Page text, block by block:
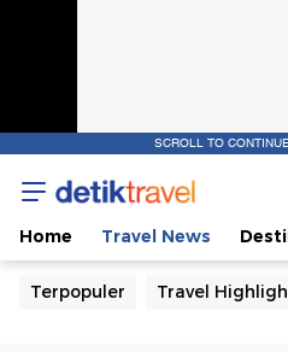
SCROLL TO
Home Travel News
Terpopuler Travel